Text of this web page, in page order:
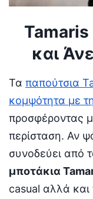
και
Τα παπούτσια
κομψότητα με
προσφέροντας
περίσταση. Αν
συνοδεύει από
μποτάκια
casual αλλά και